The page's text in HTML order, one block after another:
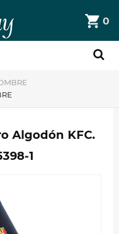
0
Algodón KFC.
1